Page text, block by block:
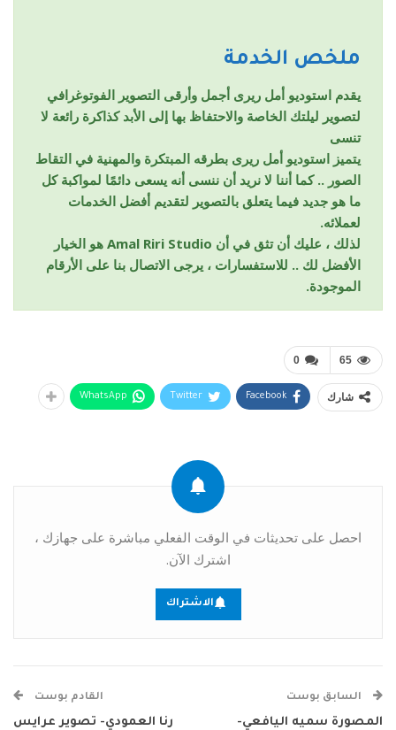
ملخص الخدمة
يقدم استوديو أمل ريرى أجمل وأرقى التصوير الفوتوغرافي
لتصوير ليلتك الخاصة والاحتفاظ بها إلى الأبد كذاكرة رائعة لا
تنسى
يتميز استوديو أمل ريرى بطرقه المبتكرة والمهنية في التقاط
الصور .. كما أننا لا نريد أن ننسى أنه يسعى دائمًا لمواكبة كل
ما هو جديد فيما يتعلق بالتصوير لتقديم أفضل الخدمات
لعملائه.
لذلك ، عليك أن تثق في أن Amal Riri Studio هو الخيار
الأفضل لك .. للاستفسارات ، يرجى الاتصال بنا على الأرقام
الموجودة.
0 65
شارك Facebook
Twitter
WhatsApp
احصل على تحديثات في الوقت الفعلي مباشرة على جهازك ،
اشترك الآن.
الاشتراك
السابق بوست
المصورة سميه اليافعي-
القادم بوست
رنا العمودي- تصوير عرايس